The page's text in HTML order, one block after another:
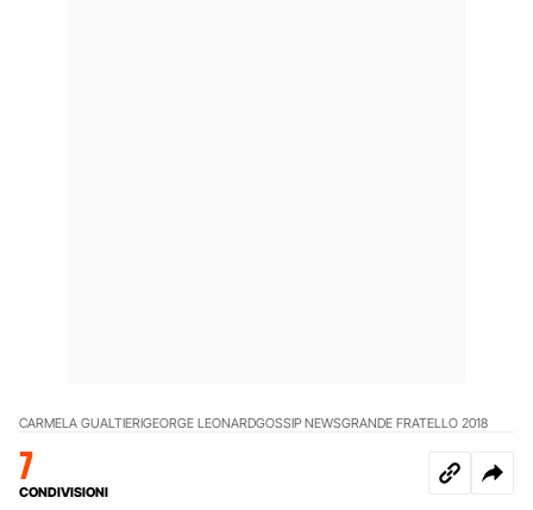
CARMELA GUALTIERIGEORGE LEONARDGOSSIP NEWSGRANDE FRATELLO 2018
7
CONDIVISIONI